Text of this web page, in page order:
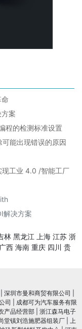
案
程的检测标准设置
能出现错误的原因
现工业 4.0 /智能工厂
解决方案
林 黑龙江 上海 江苏 浙
广西 海南 重庆 四川 贵
深圳市曼和商贸有限公司
司
成都可为汽车服务有限
产品经营部
浙江森马电子
堂镇刘浩施肥器组装厂
上